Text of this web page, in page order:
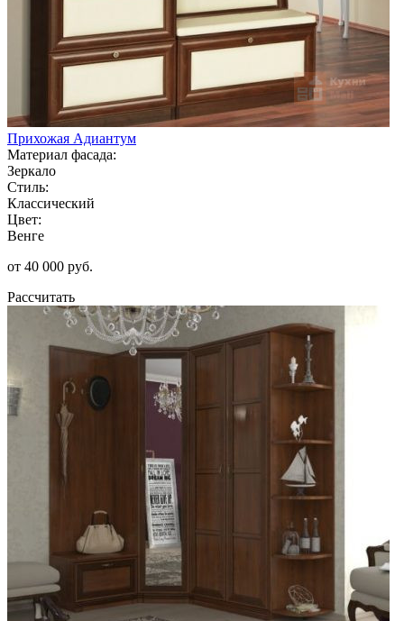
Прихожая Адиантум
Материал фасада:
Зеркало
Стиль:
Классический
Цвет:
Венге
от 40 000 руб.
Рассчитать